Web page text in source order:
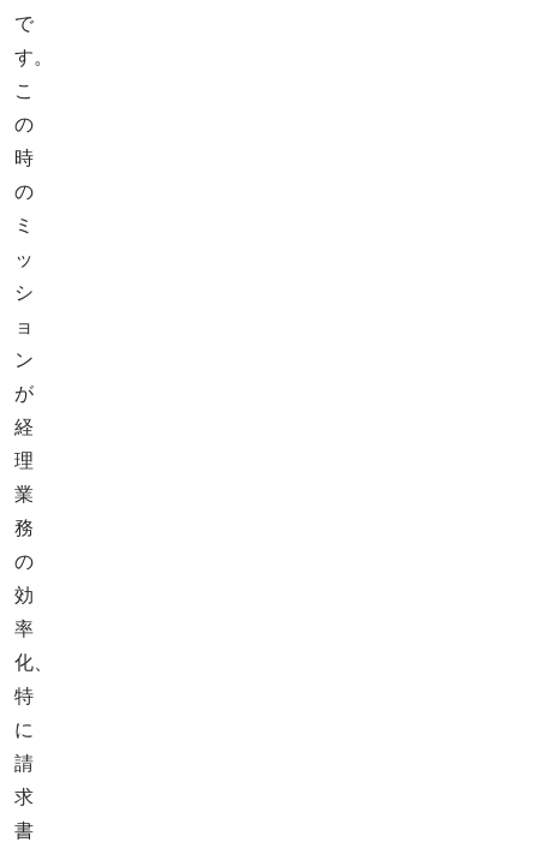
で
す。
こ
の
時
の
ミ
ッ
シ
ョ
ン
が
経
理
業
務
の
効
率
化、
特
に
請
求
書